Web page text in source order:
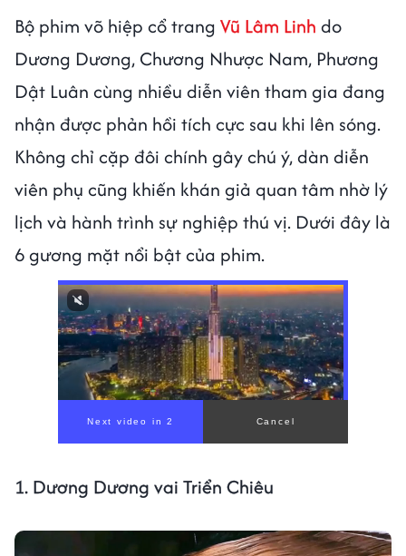
Bộ phim võ hiệp cổ trang Vũ Lâm Linh do
Dương Dương, Chương Nhược Nam, Phương
Dật Luân cùng nhiều diễn viên tham gia đang
nhận được phản hồi tích cực sau khi lên sóng.
Không chỉ cặp đôi chính gây chú ý, dàn diễn
viên phụ cũng khiến khán giả quan tâm nhờ lý
lịch và hành trình sự nghiệp thú vị. Dưới đây là
6 gương mặt nổi bật của phim.
1. Dương Dương vai Triển Chiêu